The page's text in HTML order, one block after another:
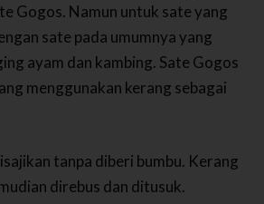
Gogos. Namun untuk sate yang
sate pada umumnya yang
ayam dan kambing. Sate Gogos
menggunakan kerang sebagai
tanpa diberi bumbu. Kerang
direbus dan ditusuk.